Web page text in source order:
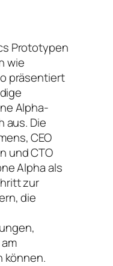
Prototypen
wie
präsentiert
Alpha-
aus. Die
CEO
und CTO
Alpha als
zur
die
können.